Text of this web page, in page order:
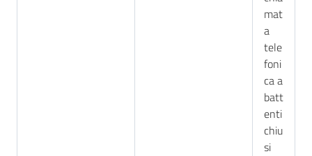
mat
a
tele
foni
ca a
batt
enti
chiu
si